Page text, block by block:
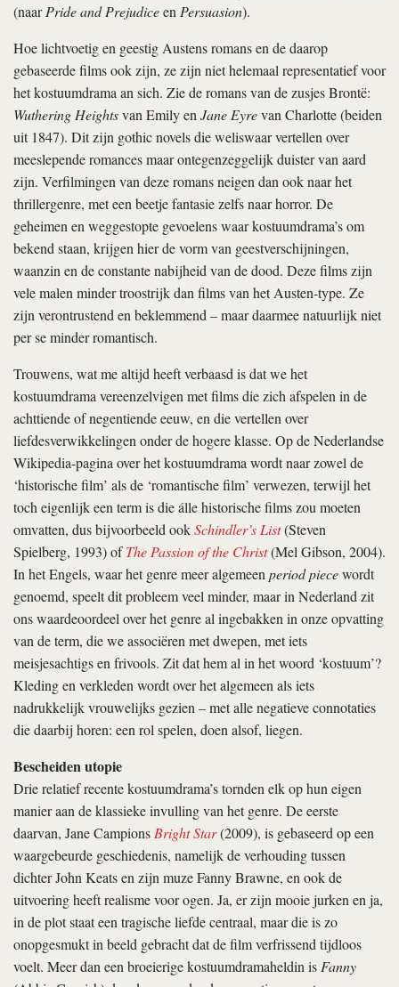
(naarPride and PrejudiceenPersuasion).
Hoe lichtvoetig en geestig Austens romans en de daarop
gebaseerde films ook zijn, ze zijn niet helemaal representatief voor
het kostuumdrama an sich. Zie de romans van de zusjes Brontë:
Wuthering Heightsvan Emily enJane Eyrevan Charlotte (beiden
uit 1847). Dit zijn gothic novels die weliswaar vertellen over
meeslepende romances maar ontegenzeggelijk duister van aard
zijn. Verfilmingen van deze romans neigen dan ook naar het
thrillergenre, met een beetje fantasie zelfs naar horror. De
geheimen en weggestopte gevoelens waar kostuumdrama’s om
bekend staan, krijgen hier de vorm van geestverschijningen,
waanzin en de constante nabijheid van de dood. Deze films zijn
vele malen minder troostrijk dan films van het Austen-type. Ze
zijn verontrustend en beklemmend – maar daarmee natuurlijk niet
per se minder romantisch.
Trouwens, wat me altijd heeft verbaasd is dat we het
kostuumdrama vereenzelvigen met films die zich afspelen in de
achttiende of negentiende eeuw, en die vertellen over
liefdesverwikkelingen onder de hogere klasse. Op de Nederlandse
Wikipedia-pagina over het kostuumdrama wordt naar zowel de
‘historische film’ als de ‘romantische film’ verwezen, terwijl het
toch eigenlijk een term is die álle historische films zou moeten
omvatten, dus bijvoorbeeld ookSchindler’s List(Steven
Spielberg, 1993) ofThe Passion of the Christ(Mel Gibson, 2004).
In het Engels, waar het genre meer algemeenperiod piecewordt
genoemd, speelt dit probleem veel minder, maar in Nederland zit
ons waardeoordeel over het genre al ingebakken in onze opvatting
van de term, die we associëren met dwepen, met iets
meisjesachtigs en frivools. Zit dat hem al in het woord ‘kostuum’?
Kleding en verkleden wordt over het algemeen als iets
nadrukkelijk vrouwelijks gezien – met alle negatieve connotaties
die daarbij horen: een rol spelen, doen alsof, liegen.
Bescheiden utopie
Drie relatief recente kostuumdrama’s tornden elk op hun eigen
manier aan de klassieke invulling van het genre. De eerste
daarvan, Jane CampionsBright Star(2009), is gebaseerd op een
waargebeurde geschiedenis, namelijk de verhouding tussen
dichter John Keats en zijn muze Fanny Brawne, en ook de
uitvoering heeft realisme voor ogen. Ja, er zijn mooie jurken en ja,
in de plot staat een tragische liefde centraal, maar die is zo
onopgesmukt in beeld gebracht dat de film verfrissend tijdloos
voelt. Meer dan een broeierige kostuumdramaheldin isFanny